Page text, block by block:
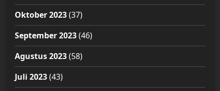
Oktober 2023(37)
September 2023(46)
Agustus 2023(58)
Juli 2023(43)